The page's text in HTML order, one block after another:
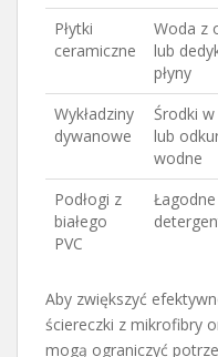
Płytki
ceramiczne
Woda z
lub
płyny
Wykładziny
dywanowe
Środki
lub
wodne
Podłogi z
białego
PVC
Łagodne
Aby zwiększyć
ściereczki z mikrofibry
mogą ograniczyć